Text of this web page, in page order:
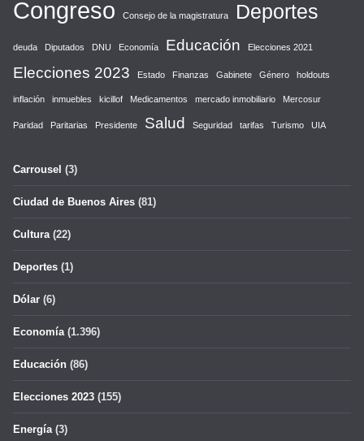
Congreso Consejo de la magistratura Deportes
deuda Diputados DNU Economía Educación Elecciones 2021
Elecciones 2023 Estado Finanzas Gabinete Género holdouts
inflación inmuebles kicillof Medicamentos mercado inmobiliario Mercosur
Paridad Paritarias Presidente Salud Seguridad tarifas Turismo UIA
Carrousel (3)
Ciudad de Buenos Aires (81)
Cultura(22)
Deportes (1)
Dólar (6)
Economía(1.396)
Educación (86)
Elecciones 2023 (155)
Energía(3)